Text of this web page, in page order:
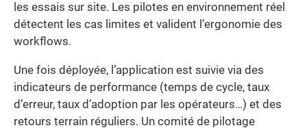
les essais sur site. Les pilotes en environnement réel
détectent les cas limites et valident l’ergonomie des
workflows.
Une fois déployée, l’application est suivie via des
indicateurs de performance (temps de cycle, taux
d’erreur, taux d’adoption par les opérateurs…) et des
retours terrain réguliers. Un comité de pilotage